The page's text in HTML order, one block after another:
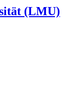
(LMU)